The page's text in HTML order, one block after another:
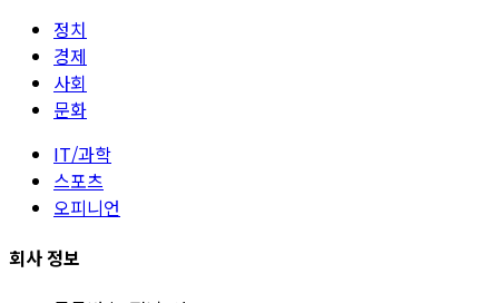
정치
경제
사회
문화
IT/과학
스포츠
오피니언
회사 정보